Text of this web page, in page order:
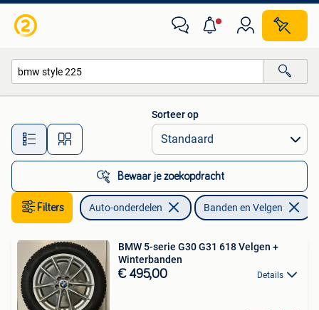
Alle afstanden…
Sorteer op
Bewaar je zoekopdracht
Filters Auto-onderdelen Banden en Velgen
BMW 5-serie G30 G31 618 Velgen +
Winterbanden
€ 495,00 Details